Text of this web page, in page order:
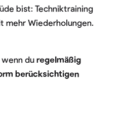
bist: Techniktraining
mehr Wiederholungen.
du regelmäßig
berücksichtigen